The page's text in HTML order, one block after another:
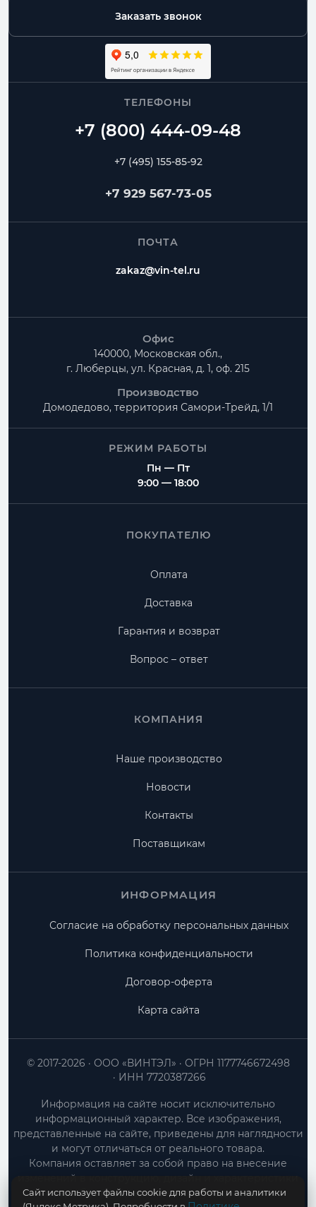
Заказать звонок
ТЕЛЕФОНЫ
+7 (495) 155-85-92
+7 929 567-73-05
ПОЧТА
zakaz@vin-tel.ru
Офис
140000, Московская обл.,
г. Люберцы, ул. Красная, д. 1, оф. 215
Производство
Домодедово, территория Самори-Трейд, 1/1
РЕЖИМ РАБОТЫ
Пн — Пт
9:00 — 18:00
ПОКУПАТЕЛЮ
Оплата
Доставка
Гарантия и возврат
Вопрос – ответ
КОМПАНИЯ
Наше производство
Новости
Контакты
Поставщикам
ИНФОРМАЦИЯ
Согласие на обработку персональных данных
Политика конфиденциальности
Договор-оферта
Карта сайта
ООО «ВИНТЭЛ»
ОГРН 1177746672498
ИНН 7720387266
© 2017-2026
Информация на сайте носит исключительно
информационный характер. Все изображения,
представленные на сайте, приведены для наглядности
и могут отличаться от реального товара.
Компания оставляет за собой право на внесение
изменений в конструкцию, дизайн и характеристики
товара без предварительного уведомления.
Сайт использует файлы cookie для работы и аналитики